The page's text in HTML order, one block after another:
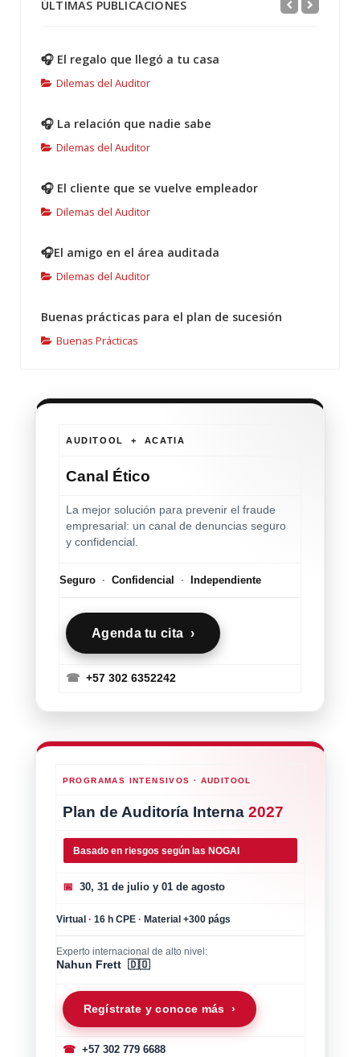
ÚLTIMAS PUBLICACIONES
🎧 El regalo que llegó a tu casa
Dilemas del Auditor
🎧 La relación que nadie sabe
Dilemas del Auditor
🎧 El cliente que se vuelve empleador
Dilemas del Auditor
🎧El amigo en el área auditada
Dilemas del Auditor
Buenas prácticas para el plan de sucesión
Buenas Prácticas
AUDITOOL + ACATIA
Canal Ético
La mejor solución para prevenir el fraude
empresarial: un canal de denuncias seguro
y confidencial.
Seguro · Confidencial · Independiente
Agenda tu cita ›
☎ +57 302 6352242
PROGRAMAS INTENSIVOS · AUDITOOL
Plan de Auditoría Interna 2027
Basado en riesgos según las NOGAI
📅 30, 31 de julio y 01 de agosto
Virtual · 16 h CPE · Material +300 págs
Experto internacional de alto nivel:
Nahun Frett 🇩🇴
Regístrate y conoce más ›
☎+57 302 779 6688